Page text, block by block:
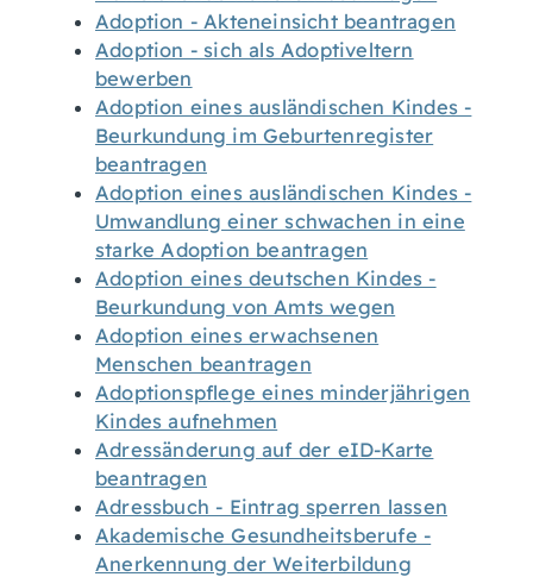
Adoption - Akteneinsicht beantragen
Adoption - sich als Adoptiveltern
bewerben
Adoption eines ausländischen Kindes -
Beurkundung im Geburtenregister
beantragen
Adoption eines ausländischen Kindes -
Umwandlung einer schwachen in eine
starke Adoption beantragen
Adoption eines deutschen Kindes -
Beurkundung von Amts wegen
Adoption eines erwachsenen
Menschen beantragen
Adoptionspflege eines minderjährigen
Kindes aufnehmen
Adressänderung auf der eID-Karte
beantragen
Adressbuch - Eintrag sperren lassen
Akademische Gesundheitsberufe -
Anerkennung der Weiterbildung